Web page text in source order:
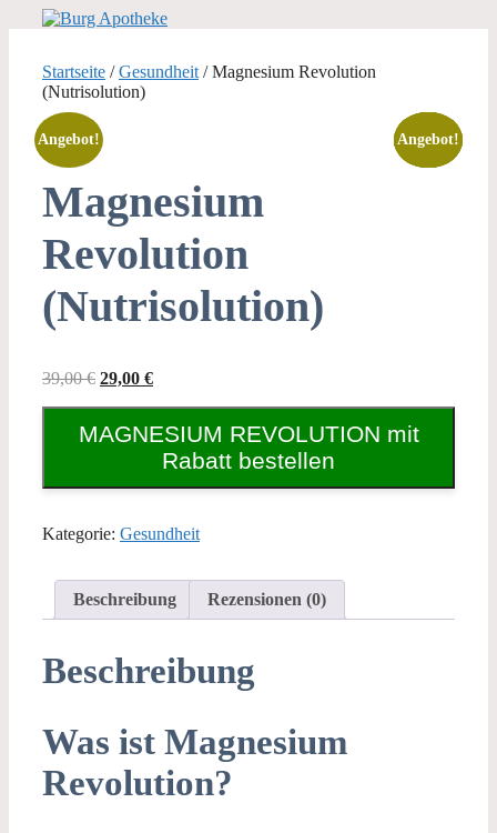
Startseite /Gesundheit / Magnesium Revolution
(Nutrisolution)
Angebot!
Magnesium
Revolution
(Nutrisolution)
39,00€ Ursprünglicher
39,00 €
29,00 €Aktueller
29,00 €.
MAGNESIUM REVOLUTION mit
Rabatt bestellen
Kategorie: Gesundheit
Beschreibung Rezensionen (0)
Beschreibung
Was ist Magnesium
Revolution?
Angebot!
Angebot!
Angebot!
Angebot!